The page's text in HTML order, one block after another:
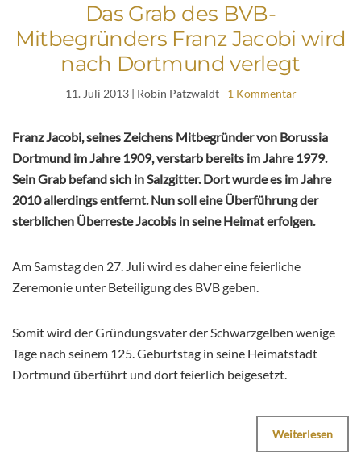
Das Grab des BVB-
Mitbegründers Franz Jacobi wird
nach Dortmund verlegt
11. Juli 2013| Robin Patzwaldt 1 Kommentar
Franz Jacobi, seines Zeichens Mitbegründer von Borussia
Dortmund im Jahre 1909, verstarb bereits im Jahre 1979.
Sein Grab befand sich in Salzgitter. Dort wurde es im Jahre
2010 allerdings entfernt. Nun soll eine Überführung der
sterblichen Überreste Jacobis in seine Heimat erfolgen.
Am Samstag den 27. Juli wird es daher eine feierliche
Zeremonie unter Beteiligung des BVB geben.
Somit wird der Gründungsvater der Schwarzgelben wenige
Tage nach seinem 125. Geburtstag in seine Heimatstadt
Dortmund überführt und dort feierlich beigesetzt.
Weiterlesen